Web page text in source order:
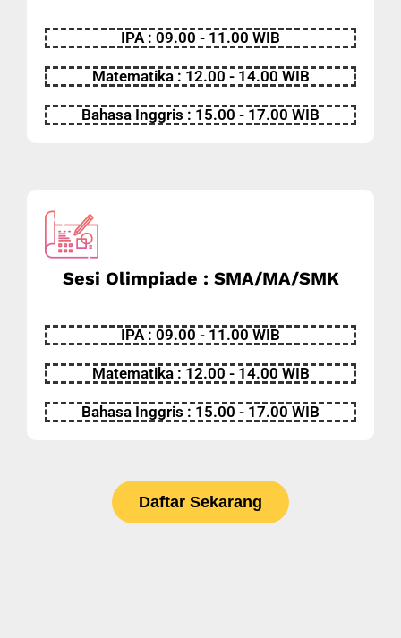
IPA : 09.00 - 11.00 WIB
Matematika : 12.00 - 14.00 WIB
Bahasa Inggris : 15.00 - 17.00 WIB
Sesi Olimpiade : SMA/MA/SMK
IPA : 09.00 - 11.00 WIB
Matematika : 12.00 - 14.00 WIB
Bahasa Inggris : 15.00 - 17.00 WIB
Daftar Sekarang